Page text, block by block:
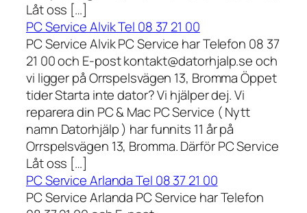
Låt oss […]
PC Service Alvik Tel 08 37 21 00
PC Service Alvik PC Service har Telefon 08 37
21 00 och E-post kontakt@datorhjalp.se och
vi ligger på Orrspelsvägen 13, Bromma Öppet
tider Starta inte dator? Vi hjälper dej. Vi
reparera din PC & Mac PC Service ( Nytt
namn Datorhjälp ) har funnits 11 år på
Orrspelsvägen 13, Bromma. Därför PC Service
Låt oss […]
PC Service Arlanda Tel 08 37 21 00
PC Service Arlanda PC Service har Telefon